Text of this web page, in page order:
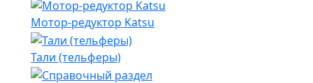
Мотор-редуктор Katsu
Тали (тельферы)